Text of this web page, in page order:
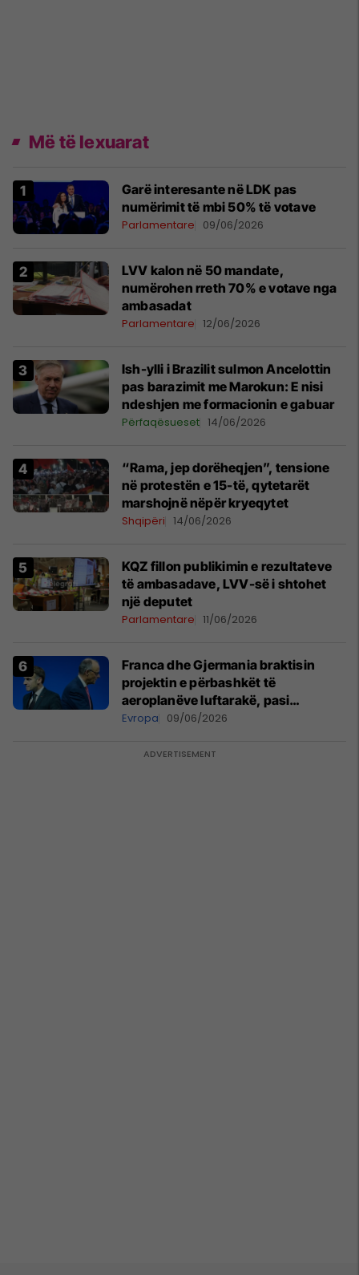
Më të lexuarat
Garë interesante në LDK pas
numërimit të mbi 50% të votave
Parlamentare 09/06/2026
LVV kalon në 50 mandate,
numërohen rreth 70% e votave nga
ambasadat
Parlamentare 12/06/2026
Ish-ylli i Brazilit sulmon Ancelottin
pas barazimit me Marokun: E nisi
ndeshjen me formacionin e gabuar
Përfaqësueset 14/06/2026
“Rama, jep dorëheqjen”, tensione
në protestën e 15-të, qytetarët
marshojnë nëpër kryeqytet
Shqipëri 14/06/2026
KQZ fillon publikimin e rezultateve
të ambasadave, LVV-së i shtohet
një deputet
Parlamentare 11/06/2026
Franca dhe Gjermania braktisin
projektin e përbashkët të
aeroplanëve luftarakë, pasi
kompanitë nuk arrijnë marrëveshje
Evropa 09/06/2026